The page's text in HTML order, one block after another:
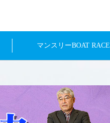
マンスリーBOAT RACE